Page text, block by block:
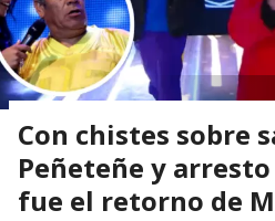
Con chistes sobre
Peñeteñe y
fue el retorno de